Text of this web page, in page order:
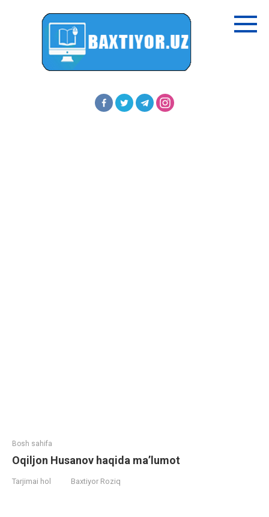
Bosh sahifa
Oqiljon Husanov haqida ma’lumot
Tarjimai hol Baxtiyor Roziq